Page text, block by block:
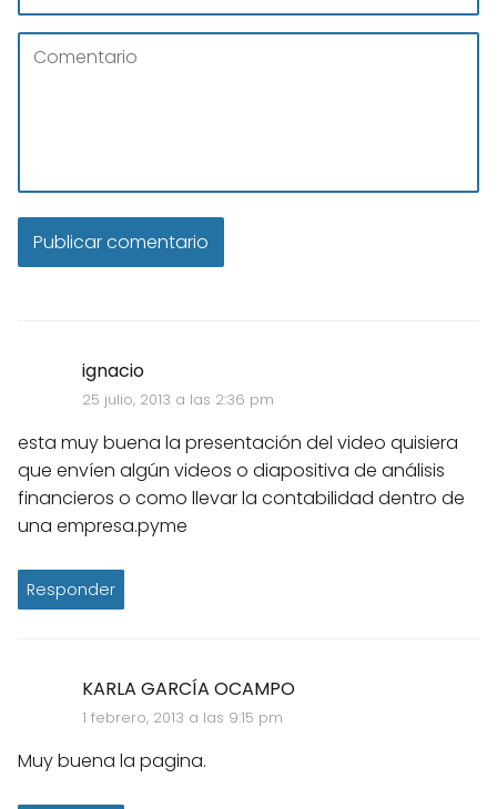
ignacio
25 julio, 2013 a las 2:36 pm
esta muy buena la presentación del video quisiera
que envíen algún videos o diapositiva de análisis
financieros o como llevar la contabilidad dentro de
una empresa.pyme
Responder
KARLA GARCÍA OCAMPO
1 febrero, 2013 a las 9:15 pm
Muy buena la pagina.